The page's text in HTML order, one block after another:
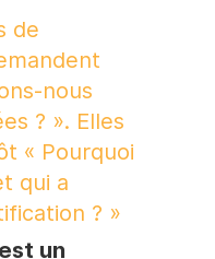
de
nous
? ». Elles
« Pourquoi
qui a
? »
un